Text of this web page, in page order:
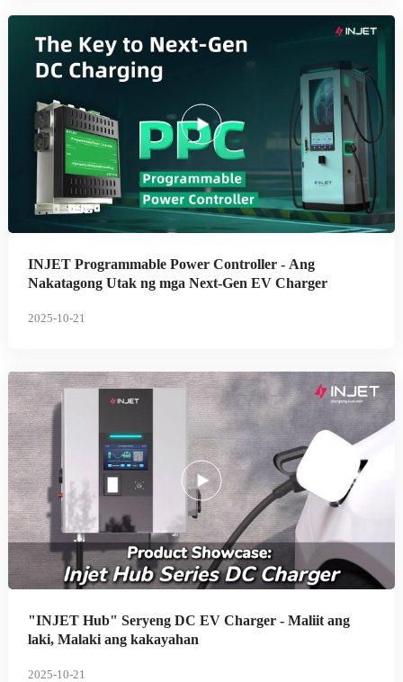
INJET Programmable Power Controller - Ang
Nakatagong Utak ng mga Next-Gen EV Charger
2025-10-21
"INJET Hub" Seryeng DC EV Charger - Maliit ang
laki, Malaki ang kakayahan
2025-10-21